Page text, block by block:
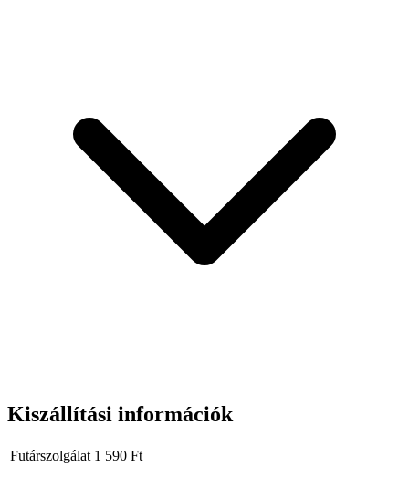
Kiszállítási információk
Futárszolgálat 1 590 Ft